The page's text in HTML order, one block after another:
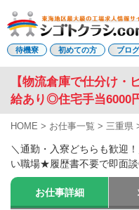
電話受付はこちら
トップページ
初めての方へ
待機寮について
求人を探す
全ての求人
待機寮 初めての方 ブログ
【物流倉庫で仕分け
給あり◎住宅手当6000
HOME > お仕事一覧 > 三重県
＼通勤・入寮どちらも歓迎
い職場★履歴書不要で即面談
お仕事詳細